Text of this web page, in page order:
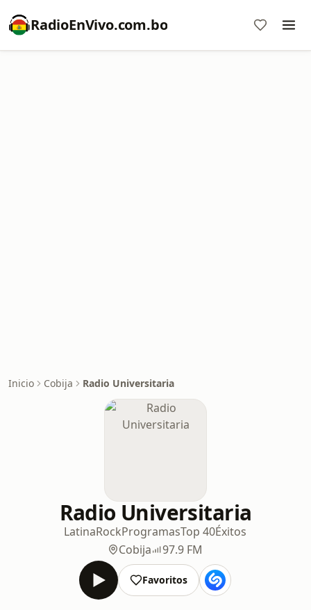
RadioEnVivo.com.bo
Inicio Cobija Radio Universitaria
Radio Universitaria
LatinaRockProgramasTop 40Éxitos
Cobija
97.9 FM
Favoritos